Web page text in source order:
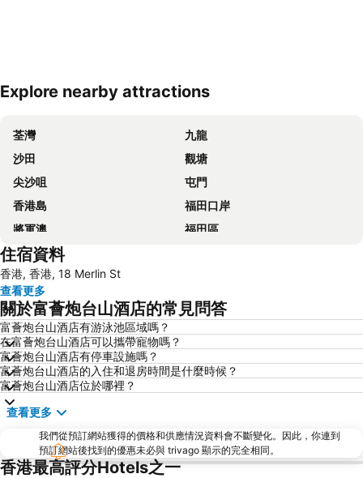
展開地圖
Explore nearby attractions
荃灣
九龍
沙田
觀塘
尖沙咀
屯門
香港島
福田口岸
將軍澳
福田區
Mong Kok Metro Station
南山區
元朗
紅磡
天水圍
Wan Chai Metro Station
海洋公園
深水埗區
黃金海岸
香港迪士尼樂園
新界
羅湖口岸
羅湖
North Point Metro Station
中環
Cheung Chau
羅湖口岸
住宿資料
香港, 香港, 18 Merlin St
查看更多
關於富薈炮台山酒店的常見問答
富薈炮台山酒店有游泳池區域嗎？
在富薈炮台山酒店可以攜帶寵物嗎？
富薈炮台山酒店有停車設施嗎？
富薈炮台山酒店的入住和退房時間是什麼時候？
富薈炮台山酒店位於哪裡？
查看更多
我們從預訂網站獲得的價格和供應情況資料會不斷變化。因此，你連到
預訂網站後找到的優惠未必與 trivago 顯示的完全相同。
香港最高評分Hotels之一